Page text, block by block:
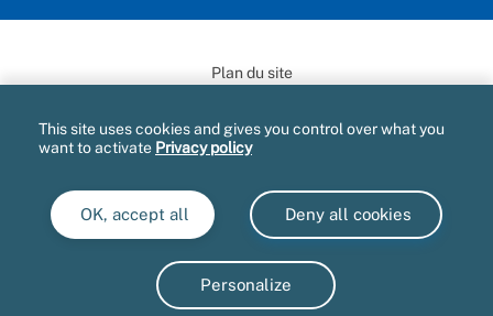
Plan du site
Gestion des cookies
Accès aux documents administratifs
Extranet
Accessibilité : partiellement conforme
This site uses cookies and gives you control over what you
want to activate Privacy policy
OK, accept all Deny all cookies
Personalize